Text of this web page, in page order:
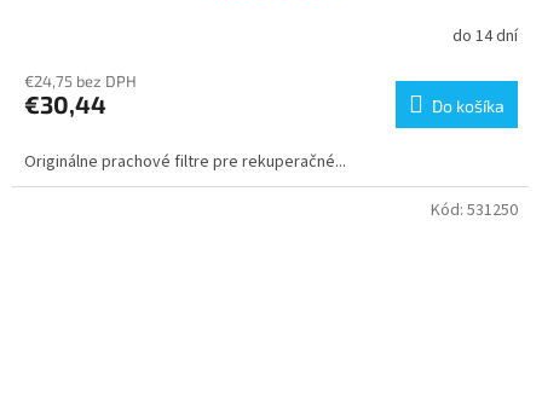
do 14 dní
€24,75 bez DPH
€30,44 Do košíka
Originálne prachové filtre pre rekuperačné...
Kód: 531250